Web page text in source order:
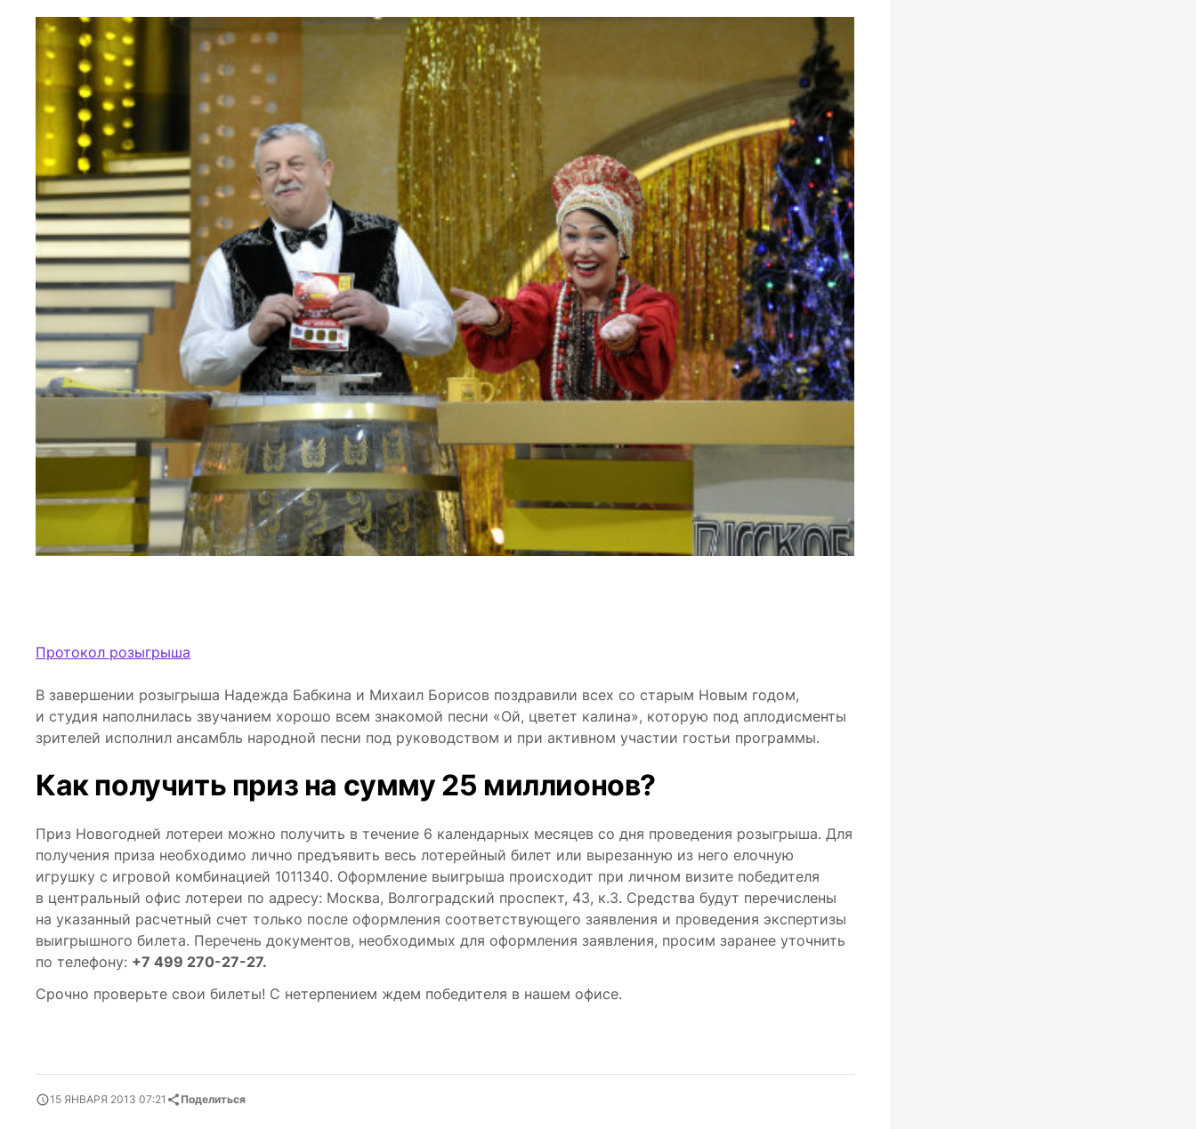
Протокол розыгрыша
В завершении розыгрыша Надежда Бабкина и Михаил Борисов поздравили всех со старым Новым годом,
и студия наполнилась звучанием хорошо всем знакомой песни «Ой, цветет калина», которую под аплодисменты
зрителей исполнил ансамбль народной песни под руководством и при активном участии гостьи программы.
Как получить приз на сумму 25 миллионов?
Приз Новогодней лотереи можно получить в течение 6 календарных месяцев со дня проведения розыгрыша. Для
получения приза необходимо лично предъявить весь лотерейный билет или вырезанную из него елочную
игрушку с игровой комбинацией 1011340. Оформление выигрыша происходит при личном визите победителя
в центральный офис лотереи по адресу: Москва, Волгоградский проспект, 43, к.3. Средства будут перечислены
на указанный расчетный счет только после оформления соответствующего заявления и проведения экспертизы
выигрышного билета. Перечень документов, необходимых для оформления заявления, просим заранее уточнить
по телефону: +7 499 270-27-27.
Срочно проверьте свои билеты! С нетерпением ждем победителя в нашем офисе.
15 ЯНВАРЯ 2013 07:21 Поделиться